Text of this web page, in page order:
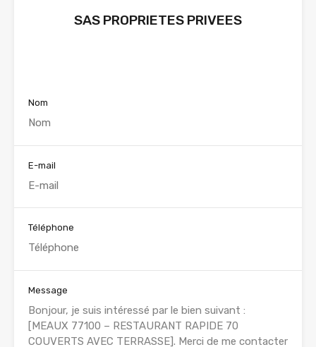
SAS PROPRIETES PRIVEES
Nom
E-mail
Téléphone
Message